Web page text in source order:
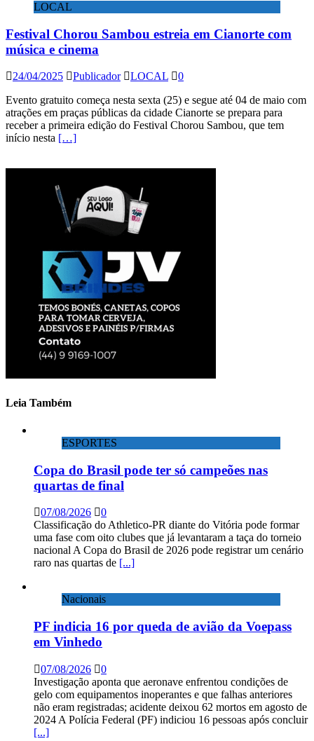
LOCAL
Festival Chorou Sambou estreia em Cianorte com
música e cinema
24/04/2025 Publicador LOCAL
0
Evento gratuito começa nesta sexta (25) e segue até 04 de maio com
atrações em praças públicas da cidade Cianorte se prepara para
receber a primeira edição do Festival Chorou Sambou, que tem
início nesta […]
Leia Também
ESPORTES
Copa do Brasil pode ter só campeões nas
quartas de final
07/08/2026
0
Classificação do Athletico-PR diante do Vitória pode formar
uma fase com oito clubes que já levantaram a taça do torneio
nacional A Copa do Brasil de 2026 pode registrar um cenário
raro nas quartas de [...]
Nacionais
PF indicia 16 por queda de avião da Voepass
em Vinhedo
07/08/2026
0
Investigação aponta que aeronave enfrentou condições de
gelo com equipamentos inoperantes e que falhas anteriores
não eram registradas; acidente deixou 62 mortos em agosto de
2024 A Polícia Federal (PF) indiciou 16 pessoas após concluir
[...]